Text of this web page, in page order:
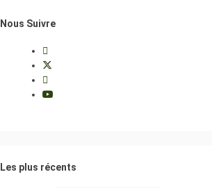
Nous Suivre
Les plus récents